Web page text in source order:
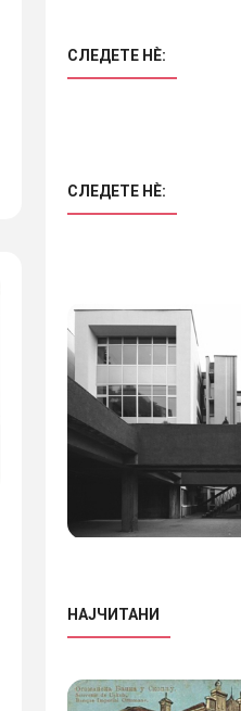
СЛЕДЕТЕ НÈ:
СЛЕДЕТЕ НÈ:
НАЈЧИТАНИ